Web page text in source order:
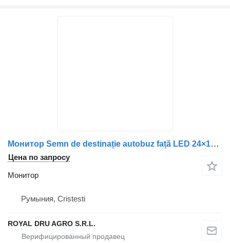
Монитор Semn de destinație autobuz față LED 24×160 13.4″ pentru для грузовика Scania
Цена по запросу
Монитор
Румыния, Cristesti
ROYAL DRU AGRO S.R.L.